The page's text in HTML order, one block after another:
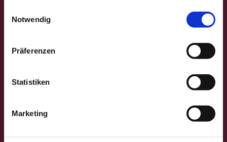
Notwendig
Präferenzen
Statistiken
Marketing
Besondere Orte
Gedanken für die Woche
Gemeindebrief "facette"